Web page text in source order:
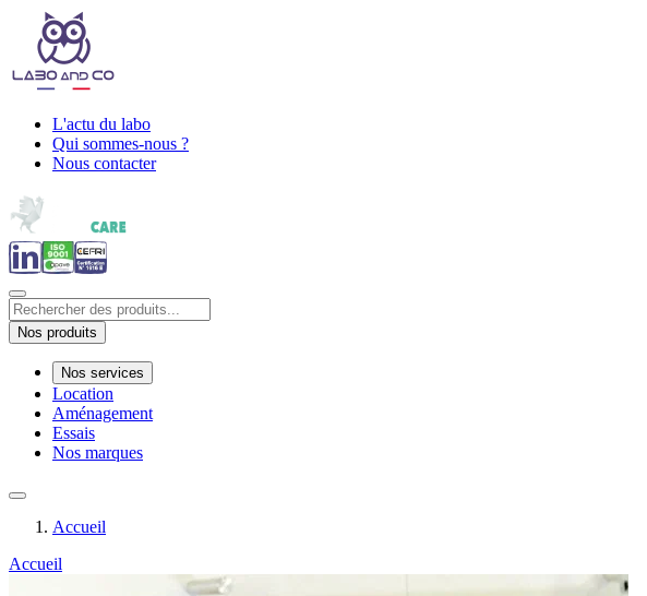
L'actu du labo
Qui sommes-nous ?
Nous contacter
Nos produits
Nos services
Location
Aménagement
Essais
Nos marques
Accueil
Accueil